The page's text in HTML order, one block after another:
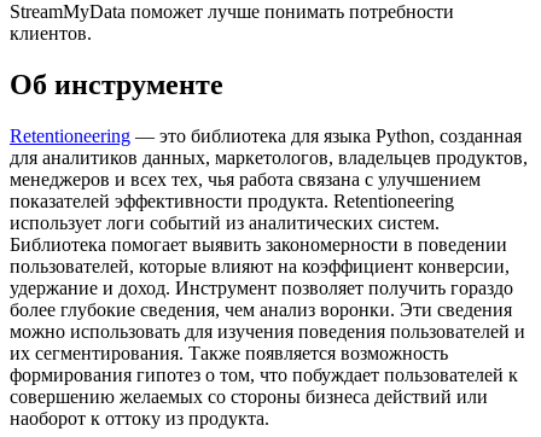
StreamMyData поможет лучше понимать потребности
клиентов.
Об инструменте
Retentioneering — это библиотека для языка Python, созданная
для аналитиков данных, маркетологов, владельцев продуктов,
менеджеров и всех тех, чья работа связана с улучшением
показателей эффективности продукта. Retentioneering
использует логи событий из аналитических систем.
Библиотека помогает выявить закономерности в поведении
пользователей, которые влияют на коэффициент конверсии,
удержание и доход. Инструмент позволяет получить гораздо
более глубокие сведения, чем анализ воронки. Эти сведения
можно использовать для изучения поведения пользователей и
их сегментирования. Также появляется возможность
формирования гипотез о том, что побуждает пользователей к
совершению желаемых со стороны бизнеса действий или
наоборот к оттоку из продукта.